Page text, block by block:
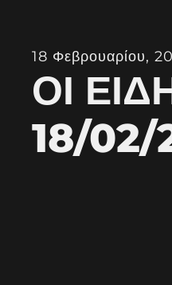
18 Φεβρουαρίου,
ΟΙ
18/02/